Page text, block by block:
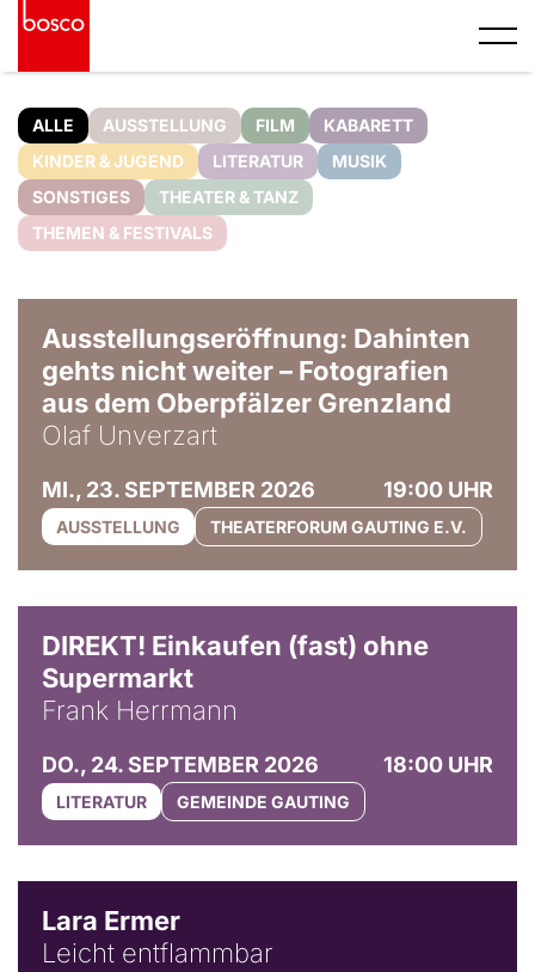
ALLE AUSSTELLUNG FILM
KABARETT
KINDER & JUGEND
LITERATUR
MUSIK
SONSTIGES
THEATER & TANZ
THEMEN & FESTIVALS
Ausstellungseröffnung: Dahinten
gehts nicht weiter – Fotografien
aus dem Oberpfälzer Grenzland
Olaf Unverzart
MI., 23. SEPTEMBER 2026 19:00 UHR
AUSSTELLUNG THEATERFORUM GAUTING E.V.
DIREKT! Einkaufen (fast) ohne
Supermarkt
Frank Herrmann
DO., 24. SEPTEMBER 2026 18:00 UHR
LITERATUR GEMEINDE GAUTING
Lara Ermer
Leicht entflammbar